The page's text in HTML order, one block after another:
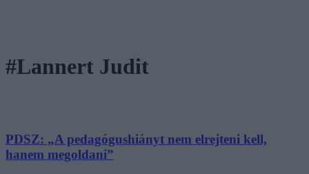
#Lannert Judit
PDSZ: „A pedagógushiányt nem elrejteni kell,
hanem megoldani”